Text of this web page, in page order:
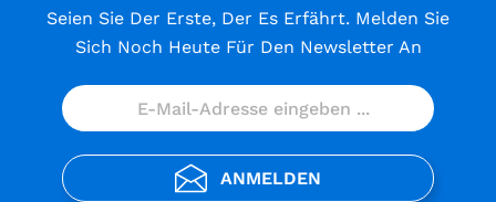
Seien Sie Der Erste, Der Es Erfährt. Melden Sie
Sich Noch Heute Für Den Newsletter An
ANMELDEN